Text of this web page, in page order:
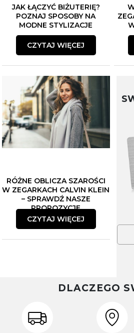
JAK ŁĄCZYĆ BIŻUTERIĘ?
POZNAJ SPOSOBY NA
MODNE STYLIZACJE
CZYTAJ WIĘCEJ
RÓŻNE OBLICZA SZAROŚCI
W ZEGARKACH CALVIN KLEIN
– SPRAWDŹ NASZE
PROPOZYCJE
CZYTAJ WIĘCEJ
DLACZEGO